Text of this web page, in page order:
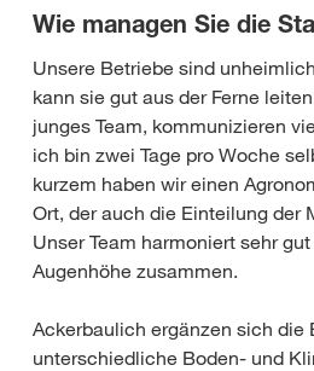
Wie managen Sie die
Unsere Betriebe sind
kann sie gut aus der Ferne
junges Team, kommunizieren
ich bin zwei Tage pro Woche
kurzem haben wir einen
Ort, der auch die Einteilung der
Unser Team harmoniert sehr
Augenhöhe zusammen.
Ackerbaulich ergänzen sich die
unterschiedliche Boden- und